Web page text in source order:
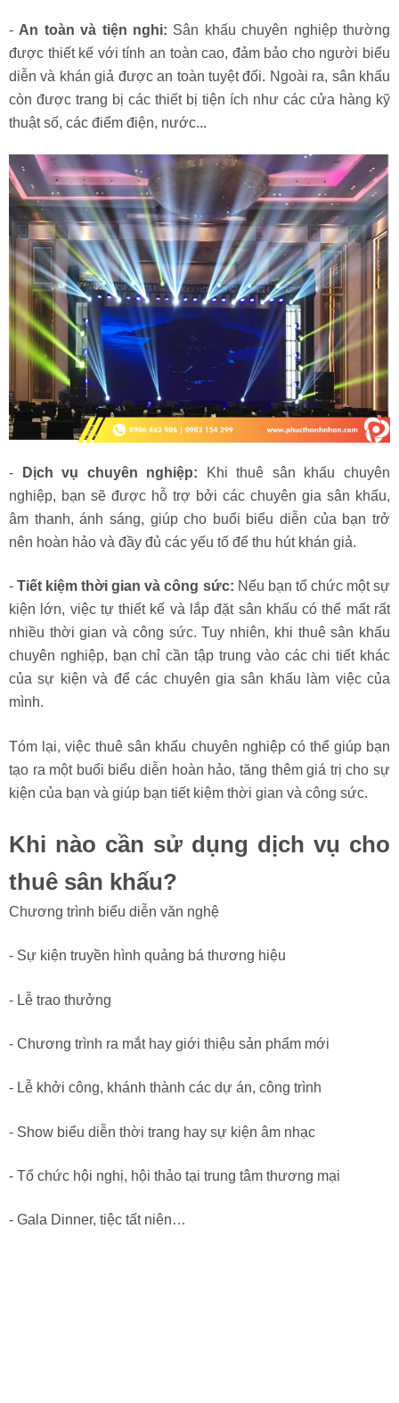
- An toàn và tiện nghi: Sân khấu chuyên nghiệp thường
được thiết kế với tính an toàn cao, đảm bảo cho người biểu
diễn và khán giả được an toàn tuyệt đối. Ngoài ra, sân khấu
còn được trang bị các thiết bị tiện ích như các cửa hàng kỹ
thuật số, các điểm điện, nước...
- Dịch vụ chuyên nghiệp: Khi thuê sân khấu chuyên
nghiệp, bạn sẽ được hỗ trợ bởi các chuyên gia sân khấu,
âm thanh, ánh sáng, giúp cho buổi biểu diễn của bạn trở
nên hoàn hảo và đầy đủ các yếu tố để thu hút khán giả.
-Tiết kiệm thời gian và công sức: Nếu bạn tổ chức một sự
kiện lớn, việc tự thiết kế và lắp đặt sân khấu có thể mất rất
nhiều thời gian và công sức. Tuy nhiên, khi thuê sân khấu
chuyên nghiệp, bạn chỉ cần tập trung vào các chi tiết khác
của sự kiện và để các chuyên gia sân khấu làm việc của
mình.
Tóm lại, việc thuê sân khấu chuyên nghiệp có thể giúp bạn
tạo ra một buổi biểu diễn hoàn hảo, tăng thêm giá trị cho sự
kiện của bạn và giúp bạn tiết kiệm thời gian và công sức.
Khi nào cần sử dụng dịch vụ cho
thuê sân khấu?
Chương trình biểu diễn văn nghệ
- Sự kiện truyền hình quảng bá thương hiệu
- Lễ trao thưởng
- Chương trình ra mắt hay giới thiệu sản phẩm mới
- Lễ khởi công, khánh thành các dự án, công trình
- Show biểu diễn thời trang hay sự kiện âm nhạc
- Tổ chức hội nghị, hội thảo tại trung tâm thương mại
- Gala Dinner, tiệc tất niên…